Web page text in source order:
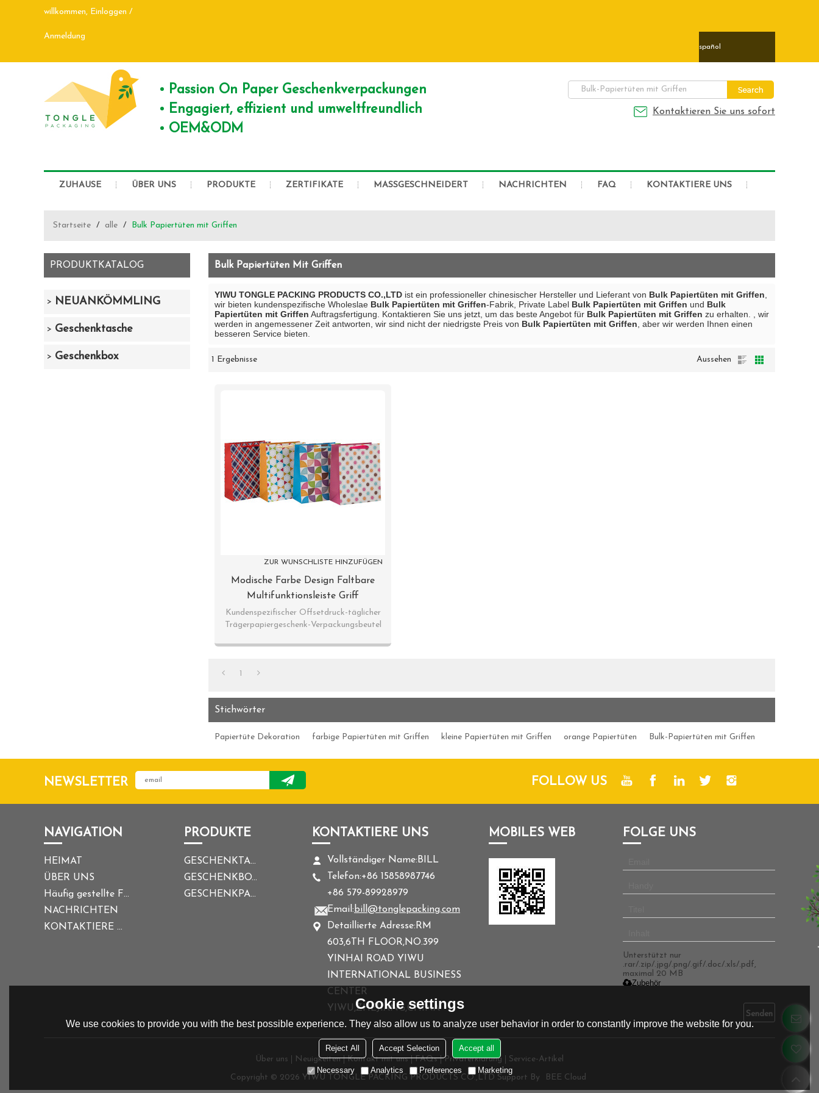
willkommen, Einloggen /
Anmeldung
Español
Passion On Paper Geschenkverpackungen
Engagiert, effizient und umweltfreundlich
OEM&ODM
Kontaktieren Sie uns sofort
ZUHAUSE ÜBER UNS PRODUKTE ZERTIFIKATE MASSGESCHNEIDERT NACHRICHTEN FAQ KONTAKTIERE UNS
Startseite / alle / Bulk Papiertüten mit Griffen
PRODUKTKATALOG
NEUANKÖMMLING
Geschenktasche
Geschenkbox
Bulk Papiertüten Mit Griffen
YIWU TONGLE PACKING PRODUCTS CO.,LTD ist ein professioneller chinesischer Hersteller und Lieferant von Bulk Papiertüten mit Griffen
wir bieten kundenspezifische Wholeslae Bulk Papiertüten mit Griffen-Fabrik, Private Label Bulk Papiertüten mit Griffen und Bulk
Papiertüten mit Griffen Auftragsfertigung. Kontaktieren Sie uns jetzt, um das beste Angebot für Bulk Papiertüten mit Griffen zu erhalten. , wir
werden in angemessener Zeit antworten, wir sind nicht der niedrigste Preis von Bulk Papiertüten mit Griffen , aber wir werden Ihnen einen
besseren Service bieten.
1 Ergebnisse Aussehen
ZUR WUNSCHLISTE HINZUFÜGEN
Modische Farbe Design Faltbare
Multifunktionsleiste Griff
Geschenkpapierbeutel In Tongle
Verpackung
Kundenspezifischer Offsetdruck-täglicher
Trägerpapiergeschenk-Verpackungsbeutel
1
Stichwörter
Papiertüte Dekoration farbige Papiertüten mit Griffen kleine Papiertüten mit Griffen orange Papiertüten Bulk-Papiertüten mit Griffen
NAVIGATION
HEIMAT
ÜBER UNS
Häufig gestellte Fragen
NACHRICHTEN
KONTAKTIERE UNS
PRODUKTE
GESCHENKTASCHE
GESCHENKBOX
GESCHENKPAPIER
KONTAKTIERE UNS
Vollständiger Name: BILL
Telefon:+86 15858987746
+86 579-89928979
Email: bill@tonglepacking.com
Detaillierte Adresse: RM
603,6TH FLOOR,NO.399
YINHAI ROAD YIWU
INTERNATIONAL BUSINESS
CENTER
YIWU,ZHEJIANG,CHINA
MOBILES WEB FOLGE UNS
Unterstützt nur
.rar/.zip/.jpg/.png/.gif/.doc/.xls/.pdf,
maximal 20 MB
Zubehör
Senden
Über uns Neuigkeiten Kontakt mit uns FAQs Privaterklärung
Service-Artikel
Copyright © 2026 YIWU TONGLE PACKING PRODUCTS CO.,LTD Support By BEE Cloud
Cookie settings
We use cookies to provide you with the best possible experience. They also allow us to analyze user behavior in order to constantly improve the website for you.
Reject All Accept Selection Accept all
Necessary Analytics Preferences Marketing